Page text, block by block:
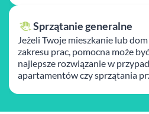
Sprzątanie generalne
Jeżeli Twoje mieszkanie lub
zakresu prac, pomocna może
najlepsze rozwiązanie w
apartamentów czy sprzątania